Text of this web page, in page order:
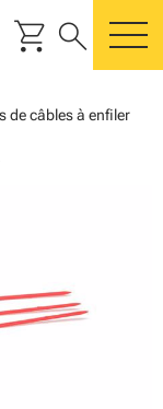
shopping_cart search
de câbles à enfiler